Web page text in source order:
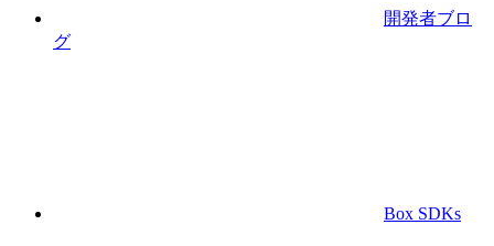
開発者ブロ
グ
Box SDKs